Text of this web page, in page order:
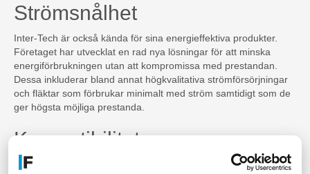
Strömsnålhet
Inter-Tech är också kända för sina energieffektiva produkter.
Företaget har utvecklat en rad nya lösningar för att minska
energiförbrukningen utan att kompromissa med prestandan.
Dessa inkluderar bland annat högkvalitativa strömförsörjningar
och fläktar som förbrukar minimalt med ström samtidigt som de
ger högsta möjliga prestanda.
Kompatibilitet
Inter-Techs produkter är utformade för att vara kompatibla med